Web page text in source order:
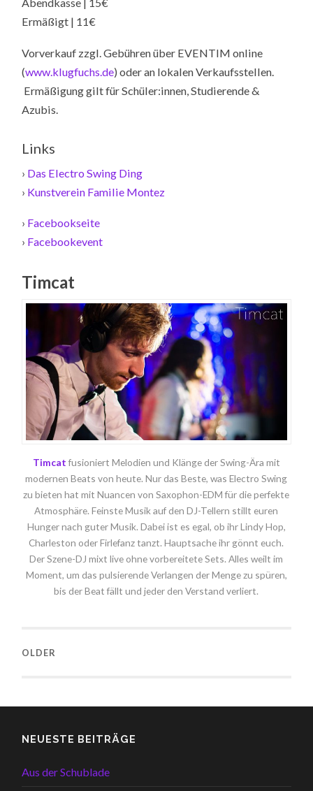
Ermäßigt | 11€
Vorverkauf zzgl. Gebühren über EVENTIM online
(www.klugfuchs.de) oder an lokalen Verkaufsstellen.
Ermäßigung gilt für Schüler:innen, Studierende &
Azubis.
Links
› Das Electro Swing Ding
› Kunstverein Familie Montez
› Facebookseite
› Facebookevent
Timcat
Timcatfusioniert Melodien und Klänge der Swing-Ära mit
modernen Beats von heute. Nur das Beste, was Electro Swing
zu bieten hat mit Nuancen von Saxophon-EDM für die perfekte
Atmosphäre. Feinste Musik auf den DJ-Tellern stillt euren
Hunger nach guter Musik. Dabei ist es egal, ob ihr Lindy Hop,
Charleston oder Firlefanz tanzt. Hauptsache ihr gönnt euch.
Der Szene-DJ mixt live ohne vorbereitete Sets. Alles weilt im
Moment, um das pulsierende Verlangen der Menge zu spüren,
bis der Beat fällt und jeder den Verstand verliert.
OLDER
NEUESTE BEITRÄGE
Aus der Schublade